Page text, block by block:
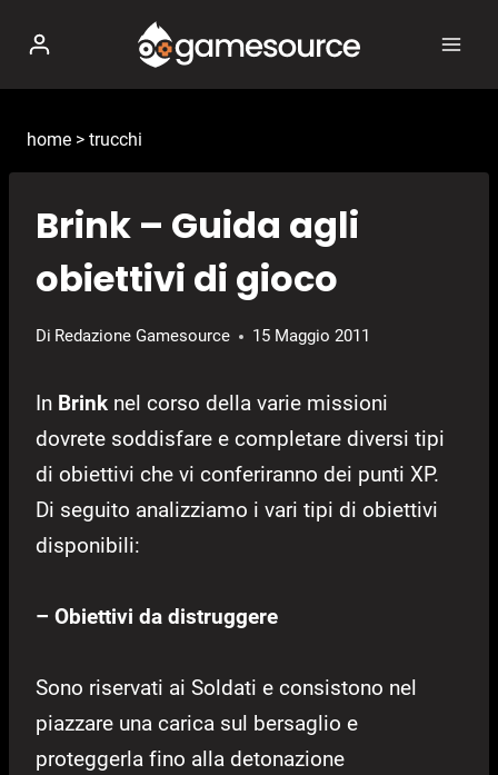
contenuto
home > trucchi
Brink – Guida agli
obiettivi di gioco
Di Redazione Gamesource 15 Maggio 2011
In Brink nel corso della varie missioni
dovrete soddisfare e completare diversi tipi
di obiettivi che vi conferiranno dei punti XP.
Di seguito analizziamo i vari tipi di obiettivi
disponibili:
– Obiettivi da distruggere
Sono riservati ai Soldati e consistono nel
piazzare una carica sul bersaglio e
proteggerla fino alla detonazione